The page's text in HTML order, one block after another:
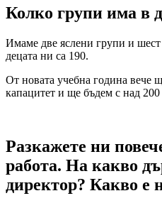
Колко групи има в
Имаме две яслени групи и
децата ни са 190.
От новата учебна година вече
капацитет и ще бъдем с над 200
Разкажете ни
работа. На какво
директор? Какво е